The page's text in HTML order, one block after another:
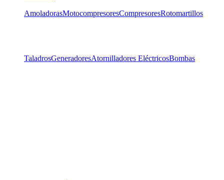
AmoladorasMotocompresoresCompresoresRotomartillos
TaladrosGeneradoresAtornilladores EléctricosBombas